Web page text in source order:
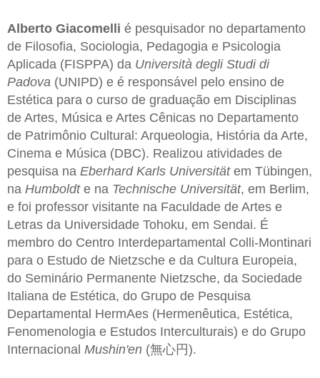
Alberto Giacomelli é pesquisador no departamento
de Filosofia, Sociologia, Pedagogia e Psicologia
Aplicada (FISPPA) da Università degli Studi di
Padova (UNIPD) e é responsável pelo ensino de
Estética para o curso de graduação em Disciplinas
de Artes, Música e Artes Cênicas no Departamento
de Patrimônio Cultural: Arqueologia, História da Arte,
Cinema e Música (DBC). Realizou atividades de
pesquisa na Eberhard Karls Universitätem Tübingen,
na Humboldte na Technische Universität, em Berlim,
e foi professor visitante na Faculdade de Artes e
Letras da Universidade Tohoku, em Sendai. É
membro do Centro Interdepartamental Colli-Montinari
para o Estudo de Nietzsche e da Cultura Europeia,
do Seminário Permanente Nietzsche, da Sociedade
Italiana de Estética, do Grupo de Pesquisa
Departamental HermAes (Hermenêutica, Estética,
Fenomenologia e Estudos Interculturais) e do Grupo
Internacional Mushin'en (無心円).